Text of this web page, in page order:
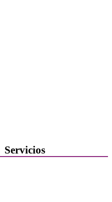
Servicios